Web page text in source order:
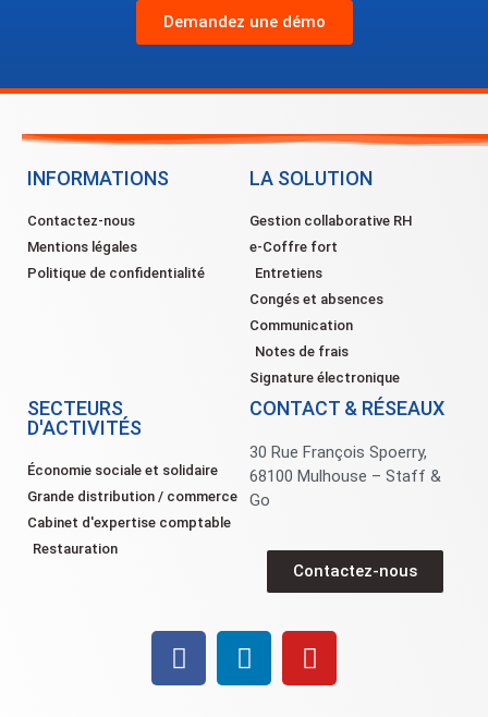
Demandez une démo
INFORMATIONS
Contactez-nous
Mentions légales
Politique de confidentialité
LA SOLUTION
Gestion collaborative RH
e-Coffre fort
Entretiens
Congés et absences
Communication
Notes de frais
Signature électronique
SECTEURS
D'ACTIVITÉS
Économie sociale et solidaire
Grande distribution / commerce
Cabinet d'expertise comptable
Restauration
CONTACT & RÉSEAUX
30 Rue François Spoerry,
68100 Mulhouse – Staff &
Go
Contactez-nous